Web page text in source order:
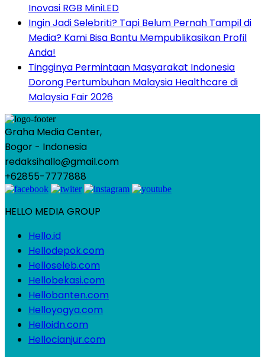
Inovasi RGB MiniLED
Ingin Jadi Selebriti? Tapi Belum Pernah Tampil di
Media? Kami Bisa Bantu Mempublikasikan Profil
Anda!
Tingginya Permintaan Masyarakat Indonesia
Dorong Pertumbuhan Malaysia Healthcare di
Malaysia Fair 2026
Graha Media Center,
Bogor - Indonesia
redaksihallo@gmail.com
+62855-7777888
HELLO MEDIA GROUP
Hello.id
Hellodepok.com
Helloseleb.com
Hellobekasi.com
Hellobanten.com
Helloyogya.com
Helloidn.com
Hellocianjur.com